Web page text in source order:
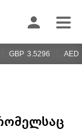
GBP 3.5296 AED